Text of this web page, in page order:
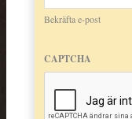
Bekräfta e-post
CAPTCHA